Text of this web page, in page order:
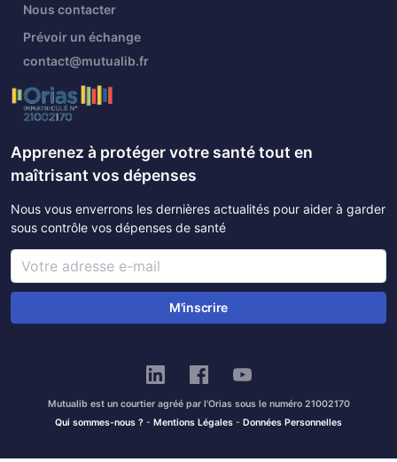
Nous contacter
Prévoir un échange
contact@mutualib.fr
Apprenez à protéger votre santé tout en
maîtrisant vos dépenses
Nous vous enverrons les dernières actualités pour aider à garder
sous contrôle vos dépenses de santé
M'inscrire
Mutualib est un courtier agréé par l'Orias sous le numéro 21002170
Qui sommes-nous ? - Mentions Légales - Données Personnelles